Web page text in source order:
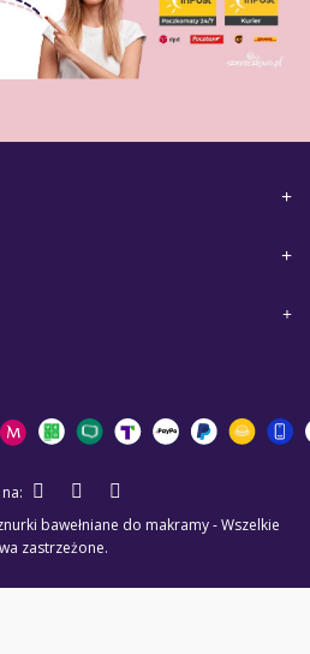
bawełniane do makramy - Wszelkie
zastrzeżone.